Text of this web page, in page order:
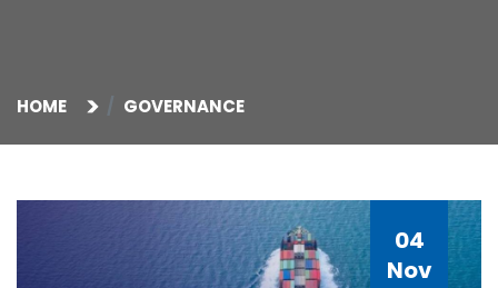
HOME GOVERNANCE
04
Nov